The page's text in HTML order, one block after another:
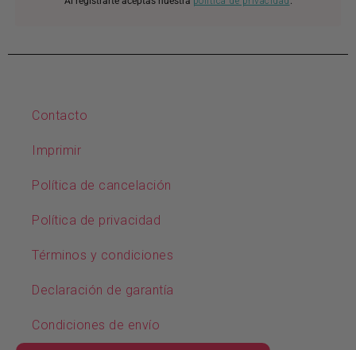
Contacto
Imprimir
Política de cancelación
Política de privacidad
Términos y condiciones
Declaración de garantía
Condiciones de envío